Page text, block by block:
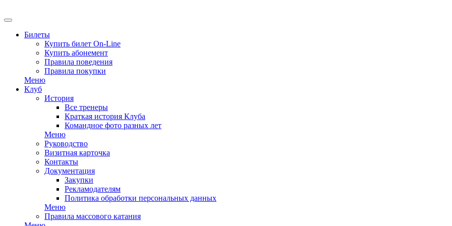
Билеты
Купить билет On-Line
Купить абонемент
Правила поведения
Правила покупки
Меню
Клуб
История
Все тренеры
Краткая история Клуба
Командное фото разных лет
Меню
Руководство
Визитная карточка
Контакты
Документация
Закупки
Рекламодателям
Политика обработки персональных данных
Меню
Правила массового катания